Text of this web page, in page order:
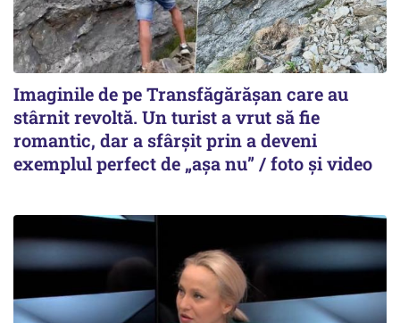
Imaginile de pe Transfăgărășan care au
stârnit revoltă. Un turist a vrut să fie
romantic, dar a sfârșit prin a deveni
exemplul perfect de „așa nu” / foto și video